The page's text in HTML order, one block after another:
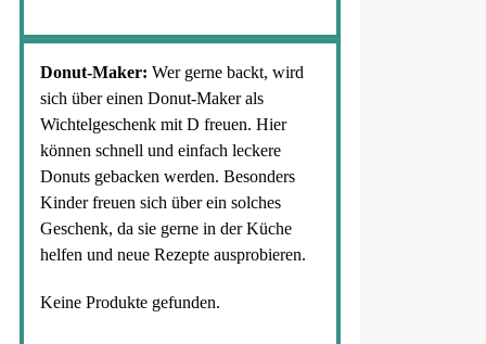
Donut-Maker: Wer gerne backt, wird
sich über einen Donut-Maker als
Wichtelgeschenk mit D freuen. Hier
können schnell und einfach leckere
Donuts gebacken werden. Besonders
Kinder freuen sich über ein solches
Geschenk, da sie gerne in der Küche
helfen und neue Rezepte ausprobieren.
Keine Produkte gefunden.